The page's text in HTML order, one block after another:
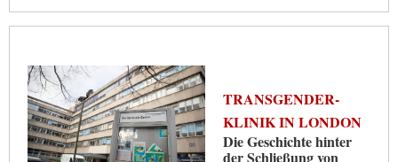
TRANSGENDER-
KLINIK IN LONDON
Die Geschichte hinter
der Schließung von